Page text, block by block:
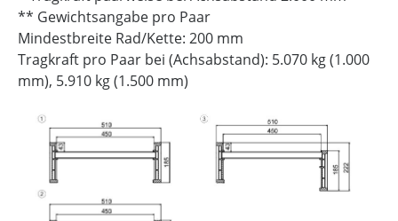
** Gewichtsangabe pro Paar
Mindestbreite Rad/Kette: 200 mm
Tragkraft pro Paar bei (Achsabstand): 5.070 kg (1.000
mm), 5.910 kg (1.500 mm)